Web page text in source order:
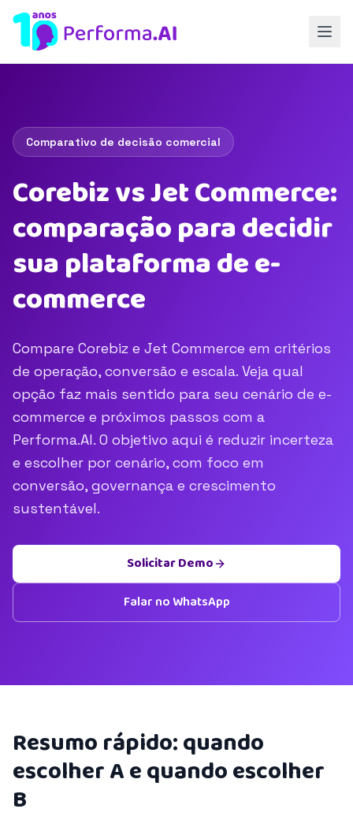
Comparativo de decisão comercial
Corebiz vs Jet Commerce:
comparação para decidir
sua plataforma de e-
commerce
Compare Corebiz e Jet Commerce em critérios
de operação, conversão e escala. Veja qual
opção faz mais sentido para seu cenário de e-
commerce e próximos passos com a
Performa.AI. O objetivo aqui é reduzir incerteza
e escolher por cenário, com foco em
conversão, governança e crescimento
sustentável.
Solicitar Demo
Falar no WhatsApp
Resumo rápido: quando
escolher A e quando escolher
B